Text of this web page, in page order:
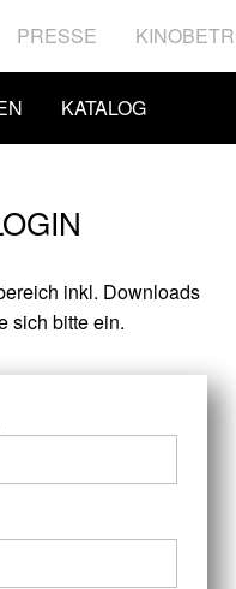
PRESSE
KATALOG
inkl. Downloads
sich bitte ein.